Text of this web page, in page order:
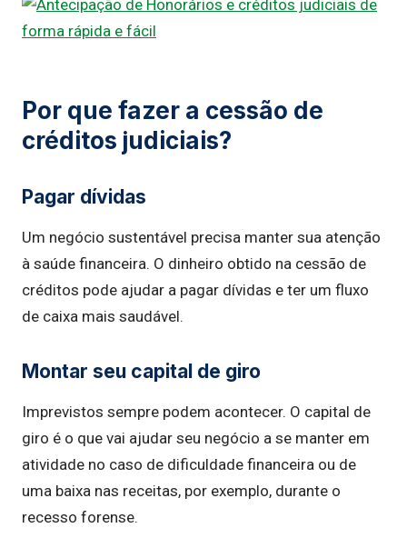
Por que fazer a cessão de
créditos judiciais?
Pagar dívidas
Um negócio sustentável precisa manter sua atenção
à saúde financeira. O dinheiro obtido na cessão de
créditos pode ajudar a pagar dívidas e ter um fluxo
de caixa mais saudável.
Montar seu capital de giro
Imprevistos sempre podem acontecer. O capital de
giro é o que vai ajudar seu negócio a se manter em
atividade no caso de dificuldade financeira ou de
uma baixa nas receitas, por exemplo, durante o
recesso forense.